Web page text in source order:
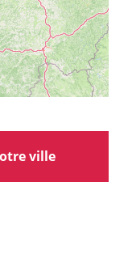
ville